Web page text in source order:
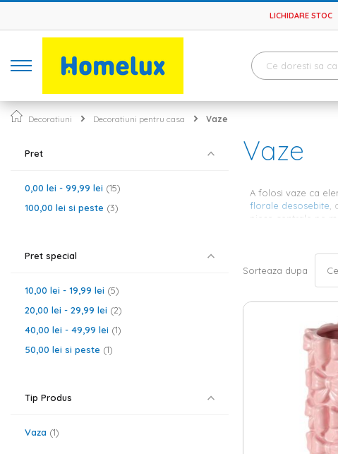
LICHIDARE STOC
Decoratiuni Decoratiuni pentru casa Vaze
Vaze
A folosi vaze ca
florale desosebite
piese centrale pe
Vaze
Inainte de a
modele, atat
vaze din
stralucitoare, cum
Vaze cilindirice
O vaza cilindrica
bucatarie sau
Dupa ce ai stabilit
singura tulpina
textura. Apoi, nu
Sorteaza dupa
Pret
0,00 lei - 99,99 lei
15
100,00 lei si peste 3
Pret special
10,00 lei - 19,99 lei
5
20,00 lei - 29,99 lei
2
40,00 lei - 49,99 lei
1
50,00 lei si peste 1
Tip Produs
Vaza 1